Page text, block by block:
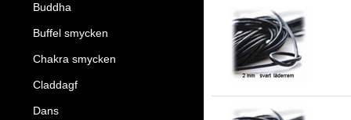
Buddha
Buffel smycken
Chakra smycken
Claddagf
Dans